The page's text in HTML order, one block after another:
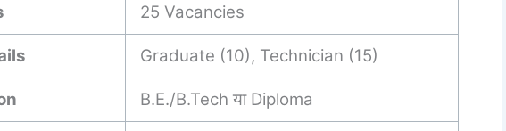
25 Vacancies
Graduate (10), Technician (15)
B.E./B.Tech या Diploma